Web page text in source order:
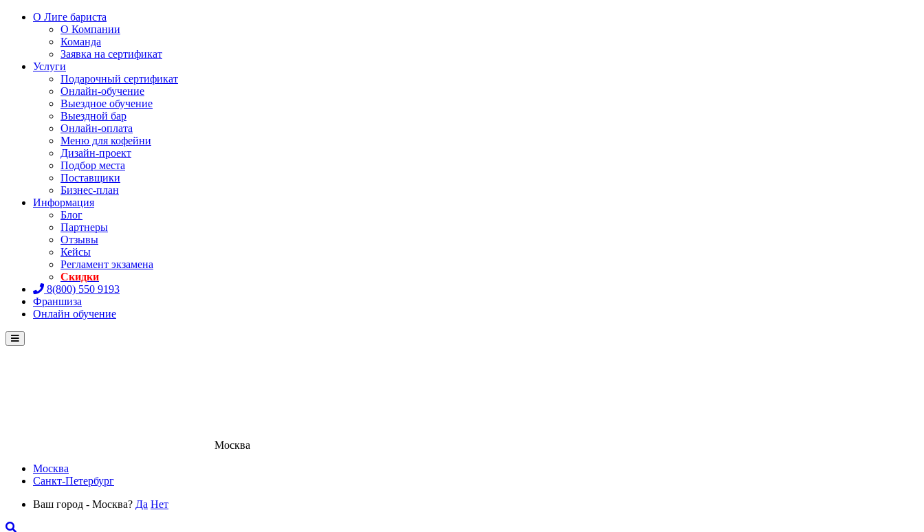
О Лиге бариста
О Компании
Команда
Заявка на сертификат
Услуги
Подарочный сертификат
Онлайн-обучение
Выездное обучение
Выездной бар
Онлайн-оплата
Меню для кофейни
Дизайн-проект
Подбор места
Поставщики
Бизнес-план
Информация
Блог
Партнеры
Отзывы
Кейсы
Регламент экзамена
Скидки
8(800) 550 9193
Франшиза
Онлайн обучение
Menu
Москва
Москва
Санкт-Петербург
Ваш город - Москва? Да Нет